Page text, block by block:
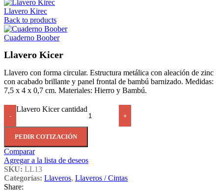
Llavero Kirec
Back to products
Cuaderno Boober
Llavero Kicer
Llavero con forma circular. Estructura metálica con aleación de zinc
con acabado brillante y panel frontal de bambú barnizado. Medidas:
7,5 x 4 x 0,7 cm. Materiales: Hierro y Bambú.
-
Llavero Kicer cantidad
+
PEDIR COTIZACIÓN
Comparar
Agregar a la lista de deseos
SKU: LL13
Categorías: Llaveros, Llaveros / Cintas
Share: